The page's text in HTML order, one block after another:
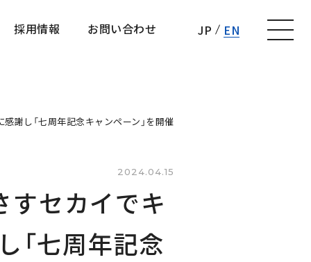
採用情報
お問い合わせ
JP EN
謝し「七周年記念キャンペーン」を開催
2024.04.15
すセカイでキ
「七周年記念